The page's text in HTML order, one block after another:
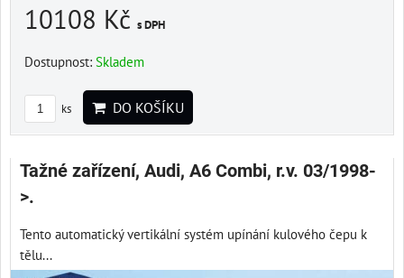
10108 Kč s DPH
Dostupnost: Skladem
ks DO KOŠÍKU
Tažné zařízení, Audi, A6 Combi, r.v. 03/1998-
>.
Tento automatický vertikální systém upínání kulového čepu k
tělu...